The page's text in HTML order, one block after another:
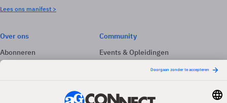
Lees ons manifest >
Over ons
Abonneren
Adverteren
Community
Events & Opleidingen